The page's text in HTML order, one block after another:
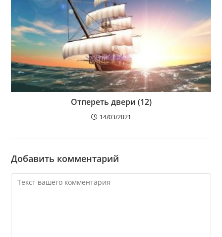
Отпереть двери (12)
14/03/2021
Добавить комментарий